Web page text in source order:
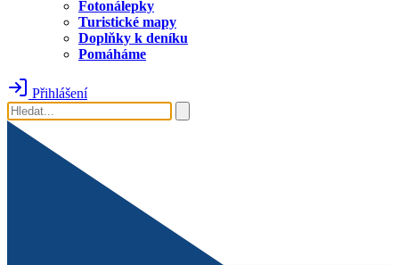
Fotonálepky
Turistické mapy
Doplňky k deníku
Pomáháme
Přihlášení